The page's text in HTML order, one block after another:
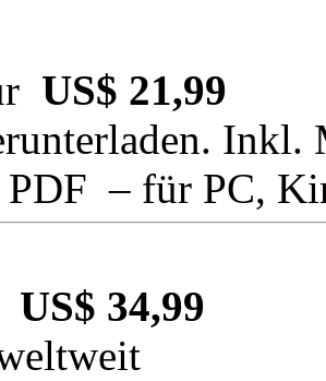
US$ 21,99
Inkl.
PDF – für PC,
US$ 34,99